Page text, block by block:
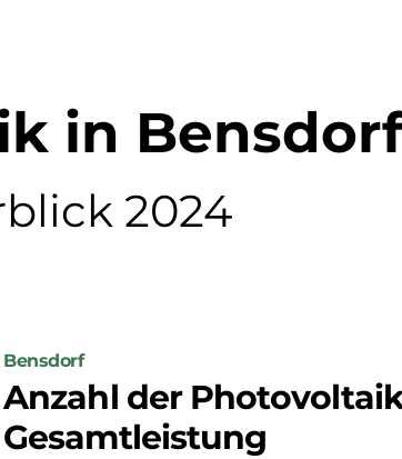
Bensdorf
Anzahl der
Gesamtleistung
in Bensdorf
2024